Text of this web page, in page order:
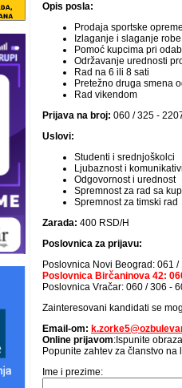
Opis posla:
Prodaja sportske opreme
Izlaganje i slaganje robe
Pomoć kupcima pri
Održavanje urednosti
Rad na 6 ili 8 sati
Pretežno druga smena
Rad vikendom
Prijava na broj: 060 / 325 -
Uslovi:
Studenti i srednjoškolci
Ljubaznost i
Odgovornost i urednost
Spremnost za rad sa
Spremnost za timski rad
Zarada: 400 RSD/H
Poslovnica za prijavu:
Poslovnica Novi Beograd: 061
Poslovnica Birčaninova 42:
Poslovnica Vračar: 060 / 306 -
Zainteresovani kandidati se
Email-om:
Online prijavom:Ispunite
Popunite zahtev za članstvo na
Ime i prezime: